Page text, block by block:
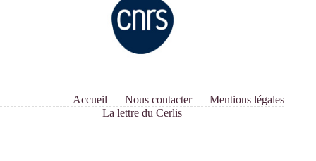
Accueil Nous contacter
Mentions légales
La lettre du Cerlis